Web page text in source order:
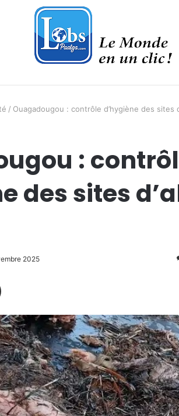
/ Ouagadougou : contrôle d’hygiène des sites
:
des sites
2025